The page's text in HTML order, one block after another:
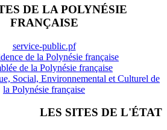
DE LA POLYNÉSIE
FRANÇAISE
service-public.pf
de la Polynésie française
de la Polynésie française
Social, Environnemental et Culturel de
la Polynésie française
LES SITES DE L'ÉTAT